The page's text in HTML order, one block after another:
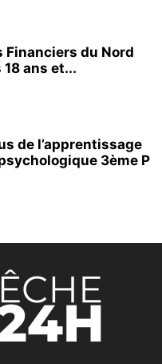
Financiers du Nord
ans et...
de l’apprentissage
3ème P